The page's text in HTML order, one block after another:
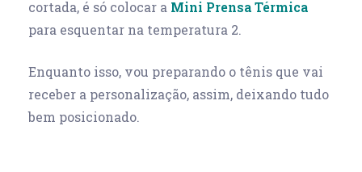
cortada, é só colocar a Mini Prensa Térmica
para esquentar na temperatura 2.
Enquanto isso, vou preparando o tênis que vai
receber a personalização, assim, deixando tudo
bem posicionado.